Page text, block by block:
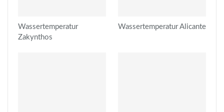
Wassertemperatur
Zakynthos
Wassertemperatur Alicante